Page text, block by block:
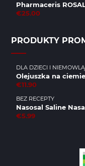
Pharmaceris
€25.00
PRODUKTY
DLA DZIECI I
Olejuszka na
€11.90
BEZ RECEPTY
Nasosal Saline
€5.99